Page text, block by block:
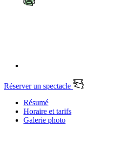
Réserver un spectacle
Résumé
Horaire et tarifs
Galerie photo